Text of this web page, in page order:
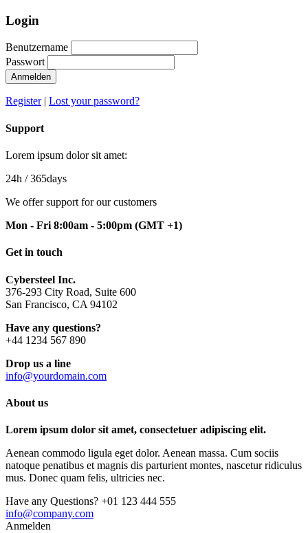
Login
Benutzername
Passwort
Anmelden
Register| Lost your password?
Support
Lorem ipsum dolor sit amet:
24h / 365days
We offer support for our customers
Mon - Fri 8:00am - 5:00pm (GMT +1)
Get in touch
Cybersteel Inc.
376-293 City Road, Suite 600
San Francisco, CA 94102
Have any questions?
+44 1234 567 890
Drop us a line
info@yourdomain.com
About us
Lorem ipsum dolor sit amet, consectetuer adipiscing elit.
Aenean commodo ligula eget dolor. Aenean massa. Cum sociis
natoque penatibus et magnis dis parturient montes, nascetur ridiculus
mus. Donec quam felis, ultricies nec.
Have any Questions? +01 123 444 555
info@company.com
Anmelden